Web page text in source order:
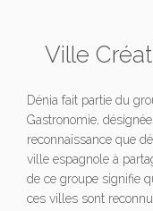
Ville
Dénia fait partie du
Gastronomie,
reconnaissance que
ville espagnole à
de ce groupe signifie
ces villes sont